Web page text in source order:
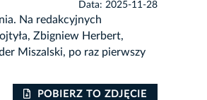
Data: 2025-11-28
Na redakcyjnych
Zbigniew Herbert,
Miszalski, po raz pierwszy
POBIERZ TO ZDJĘCIE